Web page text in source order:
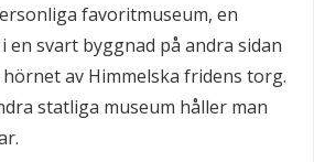
favoritmuseum, en
en svart byggnad på andra sidan
av Himmelska fridens torg.
statliga museum håller man